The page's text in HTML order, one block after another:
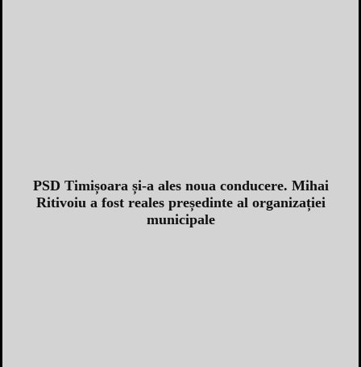
PSD Timișoara și-a ales noua conducere. Mihai
Ritivoiu a fost reales președinte al organizației
municipale